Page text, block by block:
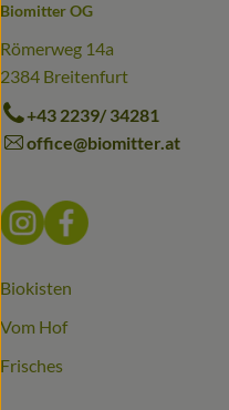
Biomitter OG
Römerweg 14a
2384 Breitenfurt
+43 2239/ 34281
office@biomitter.at
Externer Link zu
Externer Link zu
Biokisten
Vom Hof
Frisches